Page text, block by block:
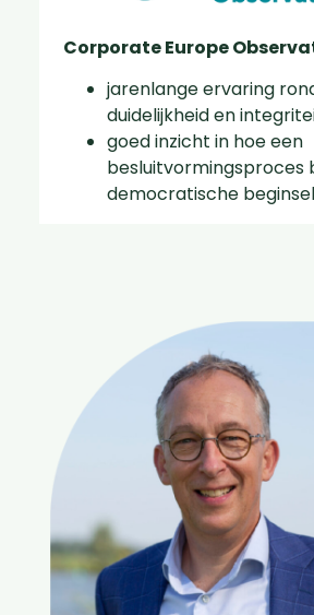
Corporate Europe
jarenlange ervaring
duidelijkheid en
goed inzicht in hoe een
besluitvormingsproces
democratische